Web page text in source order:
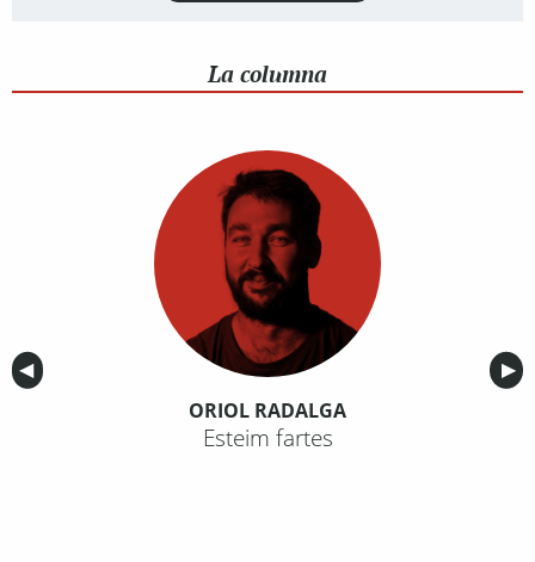
La columna
Anterior
◀︎ ▶︎
ORIOL RADALGA
Esteim fartes